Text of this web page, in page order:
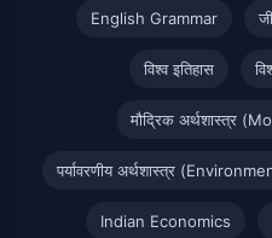
English Grammar
विश्व इतिहास
मौद्रिक अर्थशास्त्र
पर्यावरणीय अर्थशास्त्र
Indian Economics